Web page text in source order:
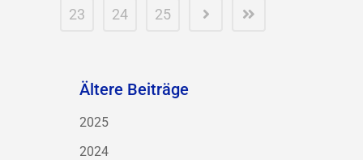
23
24 25
Ältere Beiträge
2025
2024